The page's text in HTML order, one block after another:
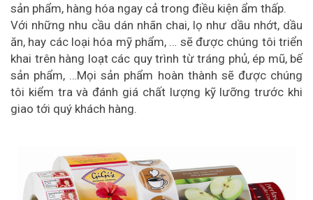
sản phẩm, hàng hóa ngay cả trong điều kiện ẩm thấp.
Với những nhu cầu dán nhãn chai, lọ như dầu nhớt, dầu
ăn, hay các loại hóa mỹ phẩm, … sẽ được chúng tôi triển
khai trên hàng loạt các quy trình từ tráng phủ, ép mũ, bế
sản phẩm, …Mọi sản phẩm hoàn thành sẽ được chúng
tôi kiểm tra và đánh giá chất lượng kỹ lưỡng trước khi
giao tới quý khách hàng.